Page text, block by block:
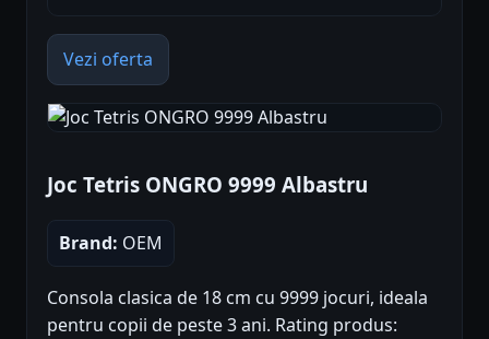
Vezi oferta
Joc Tetris ONGRO 9999 Albastru
Brand: OEM
Consola clasica de 18 cm cu 9999 jocuri, ideala
pentru copii de peste 3 ani. Rating produs: